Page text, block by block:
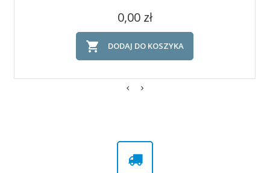
Cena
0,00 zł
 DODAJ DO KOSZYKA